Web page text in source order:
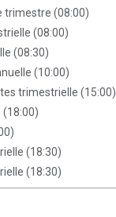
trimestre (08:00)
(08:00)
(08:30)
(10:00)
trimestrielle (15:00)
(18:30)
(18:30)